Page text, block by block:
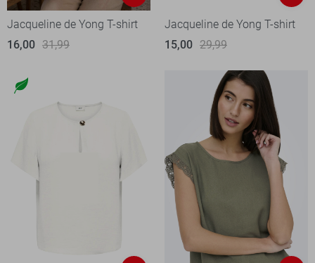
Jacqueline de Yong T-shirt
16,00 31,99
Jacqueline de Yong T-shirt
15,00 29,99